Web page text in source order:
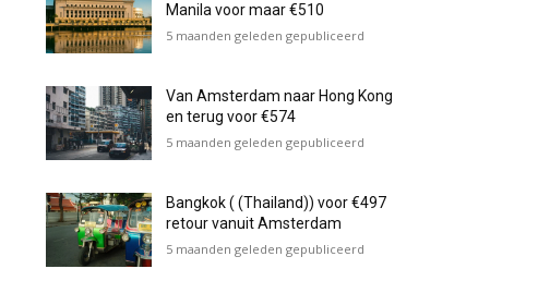
Manila voor maar €510
5 maanden geleden gepubliceerd
Van Amsterdam naar Hong Kong
en terug voor €574
5 maanden geleden gepubliceerd
Bangkok ( (Thailand)) voor €497
retour vanuit Amsterdam
5 maanden geleden gepubliceerd